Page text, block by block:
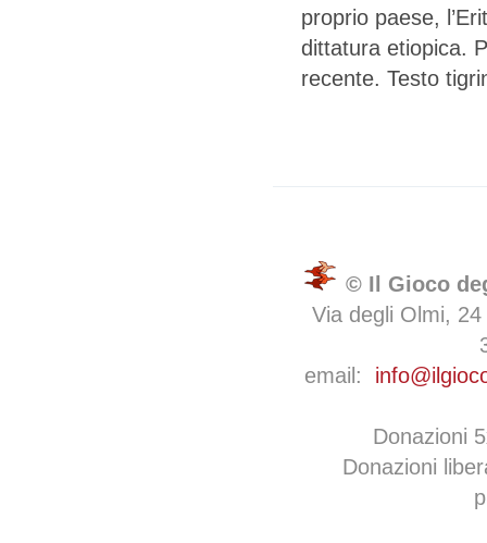
proprio paese,
dittatura etiopica.
recente. Testo
© Il Gioco
Via degli Olmi,
email:
Donazioni
Donazioni